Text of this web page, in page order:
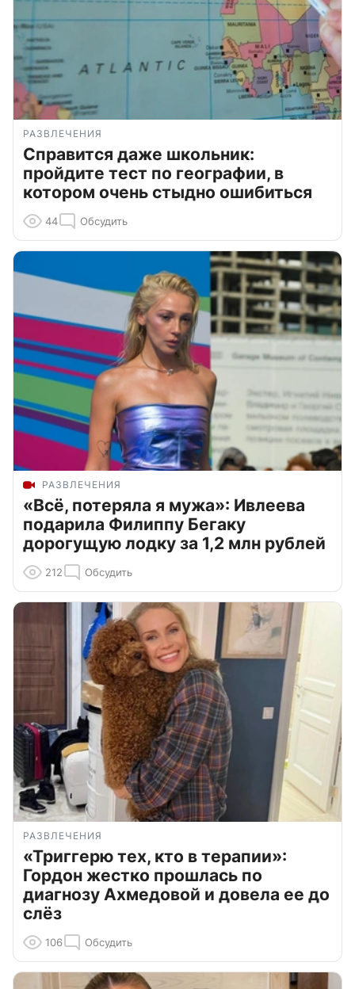
РАЗВЛЕЧЕНИЯ
Справится даже школьник:
пройдите тест по географии, в
котором очень стыдно ошибиться
44 Обсудить
РАЗВЛЕЧЕНИЯ
«Всё, потеряла я мужа»: Ивлеева
подарила Филиппу Бегаку
дорогущую лодку за 1,2 млн рублей
212 Обсудить
РАЗВЛЕЧЕНИЯ
«Триггерю тех, кто в терапии»:
Гордон жестко прошлась по
диагнозу Ахмедовой и довела ее до
слёз
106 Обсудить